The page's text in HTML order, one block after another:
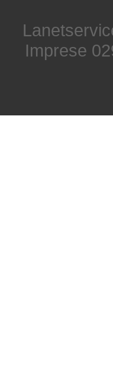
Imprese